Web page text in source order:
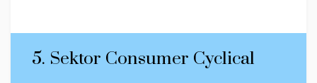
5. Sektor Consumer Cyclical